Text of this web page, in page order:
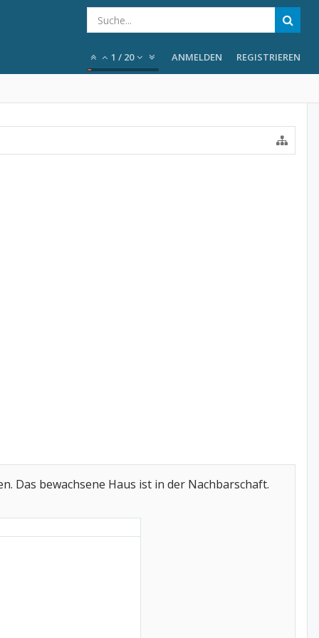
1 / 20 ANMELDEN REGISTRIEREN
Das bewachsene Haus ist in der Nachbarschaft.